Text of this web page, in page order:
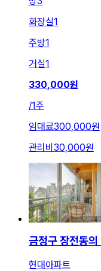
화장실1
주방1
거실1
330,000원
/1주
임대료300,000원
관리비 30,000원
금정구 장전동의
현대아파트